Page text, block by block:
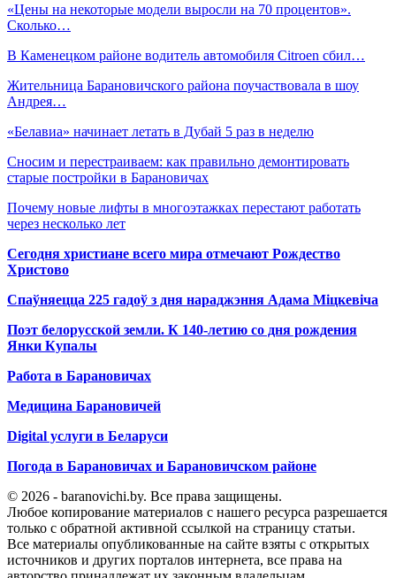
«Цены на некоторые модели выросли на 70 процентов».
Сколько…
В Каменецком районе водитель автомобиля Citroen сбил…
Жительница Барановичского района поучаствовала в шоу
Андрея…
«Белавиа» начинает летать в Дубай 5 раз в неделю
Сносим и перестраиваем: как правильно демонтировать
старые постройки в Барановичах
Почему новые лифты в многоэтажках перестают работать
через несколько лет
Сегодня христиане всего мира отмечают Рождество
Христово
Спаўняецца 225 гадоў з дня нараджэння Адама Міцкевіча
Поэт белорусской земли. К 140-летию со дня рождения
Янки Купалы
Работа в Барановичах
Медицина Барановичей
Digital услуги в Беларуси
Погода в Барановичах и Барановичском районе
© 2026 - baranovichi.by. Все права защищены.
Любое копирование материалов с нашего ресурса разрешается
только с обратной активной ссылкой на страницу статьи.
Все материалы опубликованные на сайте взяты с открытых
источников и других порталов интернета, все права на